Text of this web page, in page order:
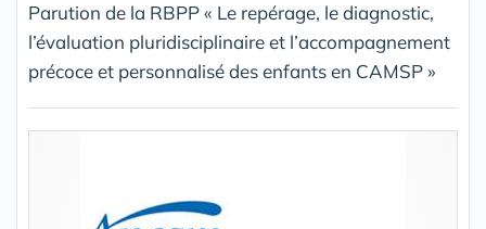
Parution de la RBPP « Le repérage, le diagnostic,
l’évaluation pluridisciplinaire et l’accompagnement
précoce et personnalisé des enfants en CAMSP »